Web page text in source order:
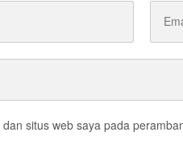
situs web saya pada